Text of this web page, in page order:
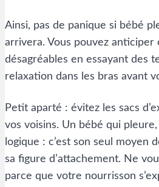
Ainsi, pas de panique si bébé
arrivera. Vous pouvez anticiper
désagréables en essayant des
relaxation dans les bras avant
Petit aparté : évitez les sacs
vos voisins. Un bébé qui
logique : c’est son seul moyen
sa figure d’attachement. Ne
parce que votre nourrisson